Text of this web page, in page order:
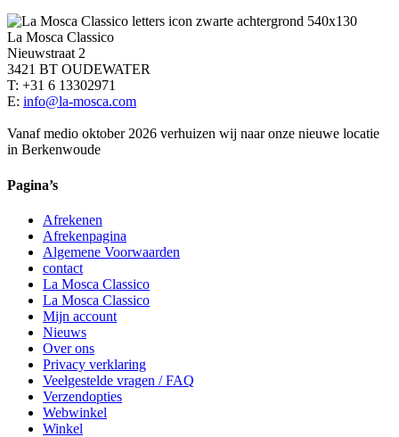
La Mosca Classico
Nieuwstraat 2
3421 BT OUDEWATER
T: +31 6 13302971
E: info@la-mosca.com
Vanaf medio oktober 2026 verhuizen wij naar onze nieuwe locatie
in Berkenwoude
Pagina’s
Afrekenen
Afrekenpagina
Algemene Voorwaarden
contact
La Mosca Classico
La Mosca Classico
Mijn account
Nieuws
Over ons
Privacy verklaring
Veelgestelde vragen / FAQ
Verzendopties
Webwinkel
Winkel